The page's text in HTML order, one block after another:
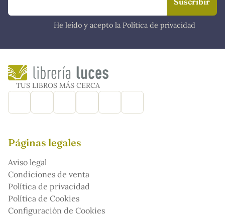
He leído y acepto la Política de privacidad
TUS LIBROS MÁS CERCA
Páginas legales
Aviso legal
Condiciones de venta
Política de privacidad
Política de Cookies
Configuración de Cookies